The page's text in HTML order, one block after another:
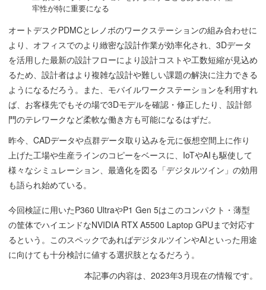
牢性が特に重要になる
オートデスクPDMCとレノボのワークステーションの組み合わせに
より、オフィスでのより緻密な設計作業が効率化され、3Dデータ
を活用した最新の設計フローにより設計コストや工数短縮が見込め
るため、設計者はより複雑な設計や難しい課題の解決に注力できる
ようになるだろう。また、モバイルワークステーションを利用すれ
ば、お客様先でもその場で3Dモデルを確認・修正したり、設計部
門のテレワークなど柔軟な働き方も可能になるはずだ。
昨今、CADデータや点群データ取り込みを元に仮想空間上に作り
上げた工場や生産ラインのコピーをベースに、IoTやAIも駆使して
様々なシミュレーション、最適化を図る「デジタルツイン」の効用
も語られ始めている。
今回検証に用いたP360 UltraやP1 Gen 5はこのコンパクト・薄型
の筐体でハイエンドなNVIDIA RTX A5500 Laptop GPUまで対応す
るという。このスペックであればデジタルツインやAIといった用途
に向けても十分検討に値する選択肢となるだろう。
本記事の内容は、2023年3月現在の情報です。